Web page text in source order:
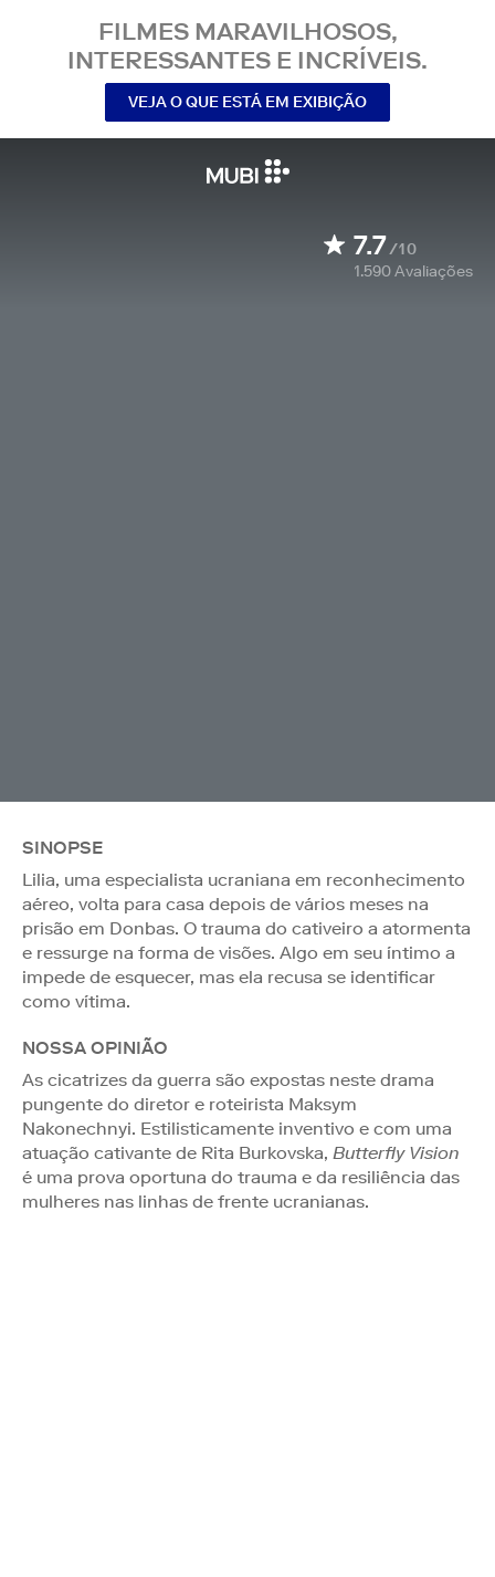
FILMES MARAVILHOSOS,
INTERESSANTES E INCRÍVEIS.
VEJA O QUE ESTÁ EM EXIBIÇÃO
7.7/10
1.590Avaliações
SINOPSE
Lilia, uma especialista ucraniana em reconhecimento
aéreo, volta para casa depois de vários meses na
prisão em Donbas. O trauma do cativeiro a atormenta
e ressurge na forma de visões. Algo em seu íntimo a
impede de esquecer, mas ela recusa se identificar
como vítima.
NOSSA OPINIÃO
As cicatrizes da guerra são expostas neste drama
pungente do diretor e roteirista Maksym
Nakonechnyi. Estilisticamente inventivo e com uma
atuação cativante de Rita Burkovska, Butterfly Vision
é uma prova oportuna do trauma e da resiliência das
mulheres nas linhas de frente ucranianas.